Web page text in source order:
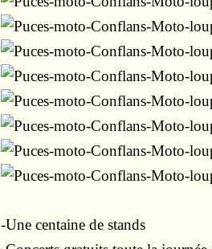
-Une centaine de stands